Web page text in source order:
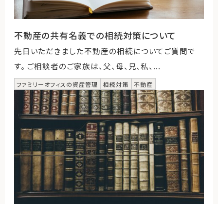
不動産の共有名義での相続対策について
先日いただきました不動産の相続についてご質問で
す。 ご相談者のご家族は、父、母、兄、私、...
ファミリーオフィスの資産管理 相続対策 不動産